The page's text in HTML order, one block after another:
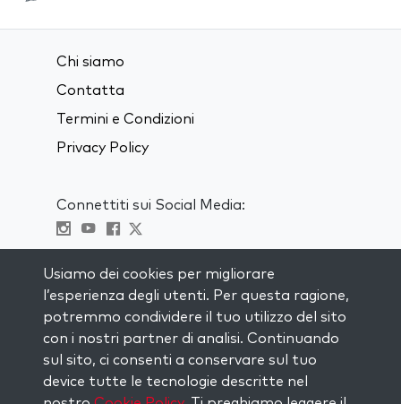
Chi siamo
Contatta
Termini e Condizioni
Privacy Policy
Connettiti sui Social Media:
RIMANI AGGIORNATO
Iscriviti alla nostra mailing list e ricevi
ispirazione ogni settimana nella tua
casella di posta.
Usiamo dei cookies per migliorare
l’esperienza degli utenti. Per questa ragione,
potremmo condividere il tuo utilizzo del sito
con i nostri partner di analisi. Continuando
sul sito, ci consenti a conservare sul tuo
device tutte le tecnologie descritte nel